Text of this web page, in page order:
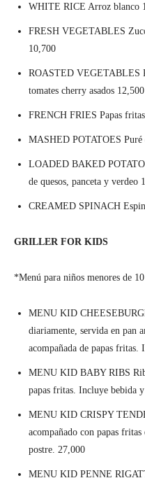
WHITE RICE Arroz blanco
FRESH VEGETABLES
10,700
ROASTED VEGETABLES
tomates cherry asados 12,500
FRENCH FRIES Papas
MASHED POTATOES Puré
LOADED BAKED POTATO
de quesos, panceta y verdeo
CREAMED SPINACH
GRILLER FOR KIDS
*Menú para niños menores de
MENU KID
diariamente, servida en pan
acompañada de papas
MENU KID BABY RIBS
papas fritas. Incluye bebida
MENU KID CRISPY
acompañado con papas
postre. 27,000
MENU KID PENNE